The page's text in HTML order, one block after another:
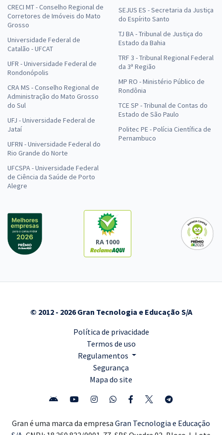
CRECI MT - Conselho Regional de
Corretores de Imóveis do Mato
Grosso
Universidade Federal de
Catalão - UFCAT
UFR - Universidade Federal de
Rondonópolis
CRA MS - Conselho Regional de
Administração do Mato Grosso
do Sul
UFJ - Universidade Federal de
Jataí
UFRN - Universidade Federal do
Rio Grande do Norte
UFCSPA - Universidade Federal
de Ciência da Saúde de Porto
Alegre
SEJUS ES - Secretaria da Justiça
do Espírito Santo
TJ BA - Tribunal de Justiça do
Estado da Bahia
TRF 3 - Tribunal Regional Federal
da 3ª Região
MP RO - Ministério Público de
Rondônia
TCE SP - Tribunal de Contas do
Estado de São Paulo
Politec PE - Polícia Científica de
Pernambuco
RA 1000
© 2012 - 2026 Gran Tecnologia e Educação S/A
Política de privacidade
Termos de uso
Regulamentos
Segurança
Mapa do site
Gran é uma marca da empresa Gran Tecnologia e Educação